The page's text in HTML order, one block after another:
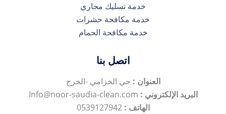
خدمة تسليك مجاري
خدمة مكافحة حشرات
خدمة مكافحة الحمام
اتصل بنا
العنوان : حي الخزامي -الخرج
البريد الإلكتروني :
الهاتف : 0539127942